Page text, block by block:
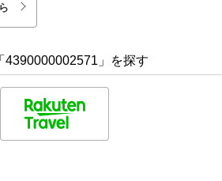
4390000002571」を探す